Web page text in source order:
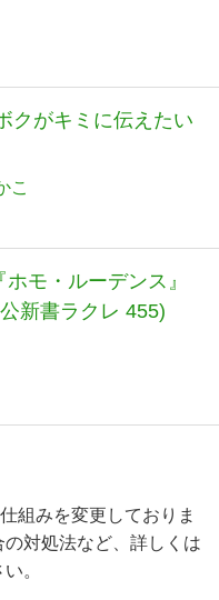
クがキミに伝えたい
こ
ホモ・ルーデンス』
新書ラクレ 455)
組みを変更しておりま
対処法など、詳しくは
。